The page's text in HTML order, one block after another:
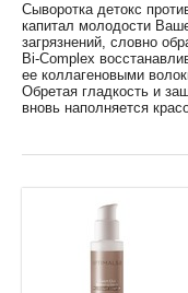
Сыворотка детокс
капитал молодости
загрязнений, словно
Bi-Complex
ее коллагеновыми
Обретая гладкость и
вновь наполняется